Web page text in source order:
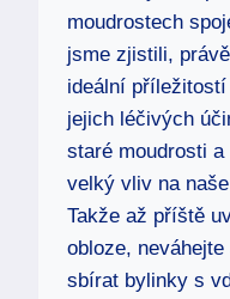
moudrostech
jsme zjistili,
ideální
jejich léčivých
staré moudrosti
velký vliv na
Takže až příště
obloze,
sbírat bylinky s